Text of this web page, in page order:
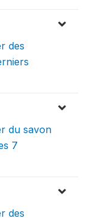
des
du savon
7
des